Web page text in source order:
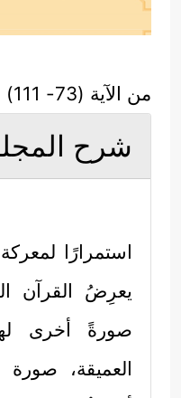
من الآية (73- 111)
شرح
استمرارًا
يعرِضُ القرآن
صورةً أخرى
العميقة، صورة